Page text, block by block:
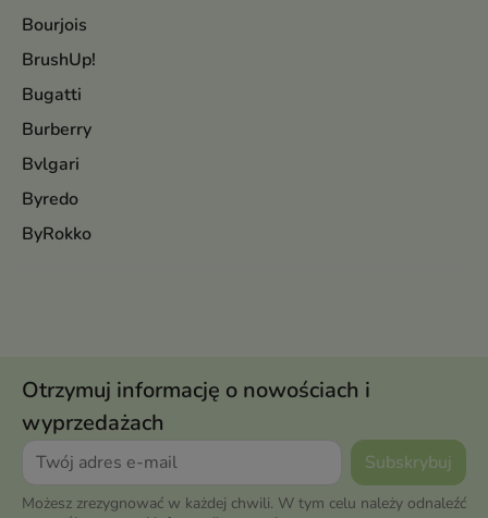
Bourjois
BrushUp!
Bugatti
Burberry
Bvlgari
Byredo
ByRokko
Otrzymuj informację o nowościach i
wyprzedażach
Możesz zrezygnować w każdej chwili. W tym celu należy odnaleźć